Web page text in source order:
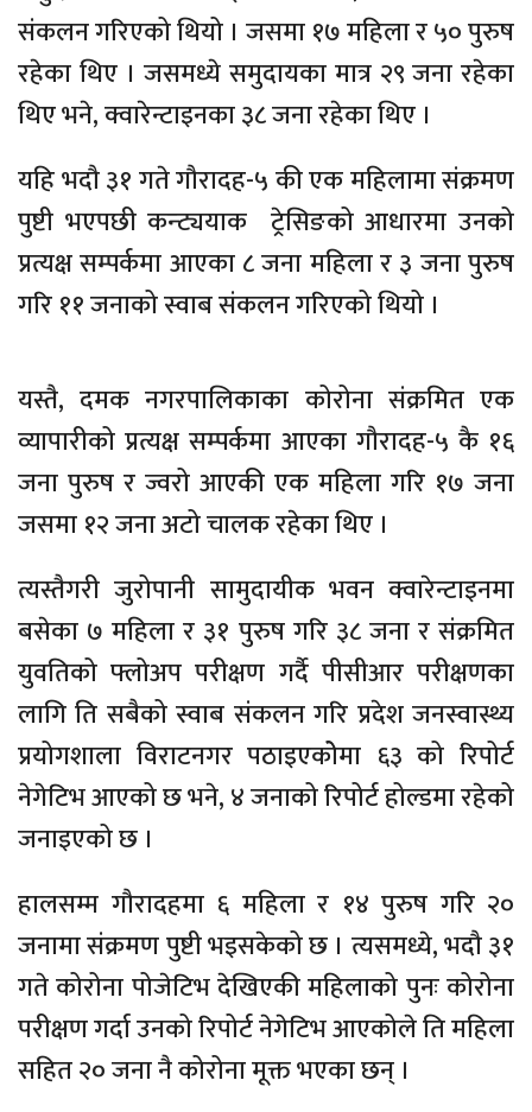
संकलन गरिएको थियो । जसमा १७ महिला र ५० पुरुष
रहेका थिए । जसमध्ये समुदायका मात्र २९ जना रहेका
थिए भने, क्वारेन्टाइनका ३८ जना रहेका थिए ।
यहि भदौ ३१ गते गौरादह-५ की एक महिलामा संक्रमण
पुष्टी भएपछी कन्ट्ययाक ट्रेसिङको आधारमा उनको
प्रत्यक्ष सम्पर्कमा आएका ८ जना महिला र ३ जना पुरुष
गरि ११ जनाको स्वाब संकलन गरिएको थियो ।
यस्तै, दमक नगरपालिकाका कोरोना संक्रमित एक
व्यापारीको प्रत्यक्ष सम्पर्कमा आएका गौरादह-५ कै १६
जना पुरुष र ज्वरो आएकी एक महिला गरि १७ जना
जसमा १२ जना अटो चालक रहेका थिए ।
त्यस्तैगरी जुरोपानी सामुदायीक भवन क्वारेन्टाइनमा
बसेका ७ महिला र ३१ पुरुष गरि ३८ जना र संक्रमित
युवतिको फ्लोअप परीक्षण गर्दै पीसीआर परीक्षणका
लागि ति सबैको स्वाब संकलन गरि प्रदेश जनस्वास्थ्य
प्रयोगशाला विराटनगर पठाइएकोेमा ६३ को रिपोर्ट
नेगेटिभ आएको छ भने, ४ जनाको रिपोर्ट होल्डमा रहेको
जनाइएको छ ।
हालसम्म गौरादहमा ६ महिला र १४ पुरुष गरि २०
जनामा संक्रमण पुष्टी भइसकेको छ । त्यसमध्ये, भदौ ३१
गते कोरोना पोजेटिभ देखिएकी महिलाको पुनः कोरोना
परीक्षण गर्दा उनको रिपोर्ट नेगेटिभ आएकोले ति महिला
सहित २० जना नै कोरोना मूक्त भएका छन् ।